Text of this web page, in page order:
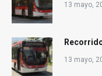
13 mayo,
13 mayo,